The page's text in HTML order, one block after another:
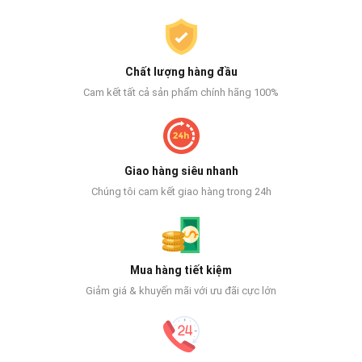
Chất lượng hàng đầu
Cam kết tất cả sản phẩm chính hãng 100%
Giao hàng siêu nhanh
Chúng tôi cam kết giao hàng trong 24h
Mua hàng tiết kiệm
Giảm giá & khuyến mãi với ưu đãi cực lớn